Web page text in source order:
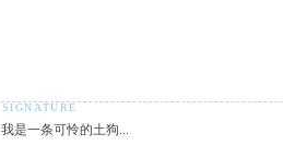
我是一条可怜的土狗...